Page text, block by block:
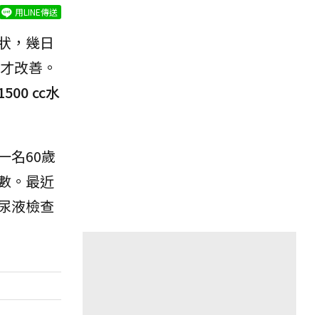
用LINE傳送
，幾日
改善。
cc水
名60歲
。最近
液檢查